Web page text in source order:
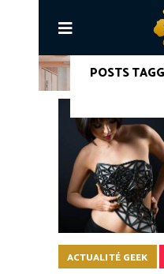
POSTS
ACTUALITÉ GEEK